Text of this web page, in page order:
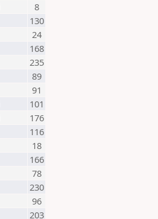
8
130
24
168
235
89
91
101
176
116
18
166
78
230
96
203